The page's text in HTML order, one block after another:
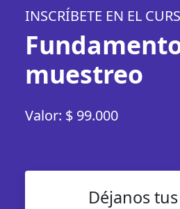
INSCRÍBETE EN EL
muestreo
Valor: $ 99.000
Déjanos